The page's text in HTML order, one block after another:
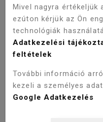
Mivel nagyra értékeljük
ezúton kérjük az Ön
technológiák
Adatkezelési
feltételek
További információ
kezeli a személyes
Google Adatkezelés